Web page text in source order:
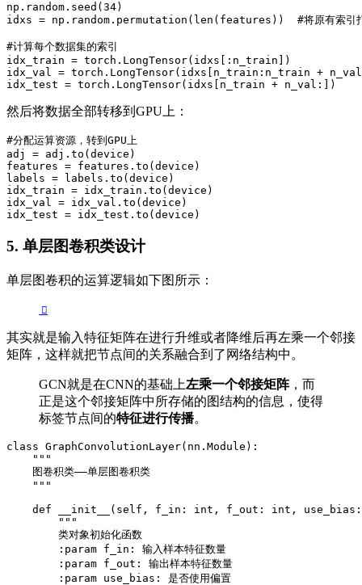
np.random.seed(34)
idxs = np.random.permutation(len(features))  #将原有索引打
#计算每个数据集的索引
idx_train = torch.LongTensor(idxs[:n_train])
idx_val = torch.LongTensor(idxs[n_train:n_train +
idx_test = torch.LongTensor(idxs[n_train + n_val:])
然后将数据全部转移到GPU上：
#分配运算资源，转到GPU上
adj = adj.to(device)
features = features.to(device)
labels = labels.to(device)
idx_train = idx_train.to(device)
idx_val = idx_val.to(device)
idx_test = idx_test.to(device)
5. 单层图卷积类设计
单层图卷积的运算逻辑如下图所示：
其实就是输入特征矩阵在进行升维或者降维后再左乘一个邻接
矩阵，这样就把节点间的关系融合到了网络结构中。
GCN就是在CNN的基础上左乘一个邻接矩阵，而
正是这个邻接矩阵中所存储的图结构的信息，使得
标签节点间的特征进行传播。
class GraphConvolutionLayer(nn.Module):
    """
    图卷积类——单层图卷积类
    """
def __init__(self, f_in: int, f_out: int,
        """
        类对象初始化函数
        :param f_in: 输入样本特征数量
        :param f_out: 输出样本特征数量
        :param use_bias: 是否使用偏置